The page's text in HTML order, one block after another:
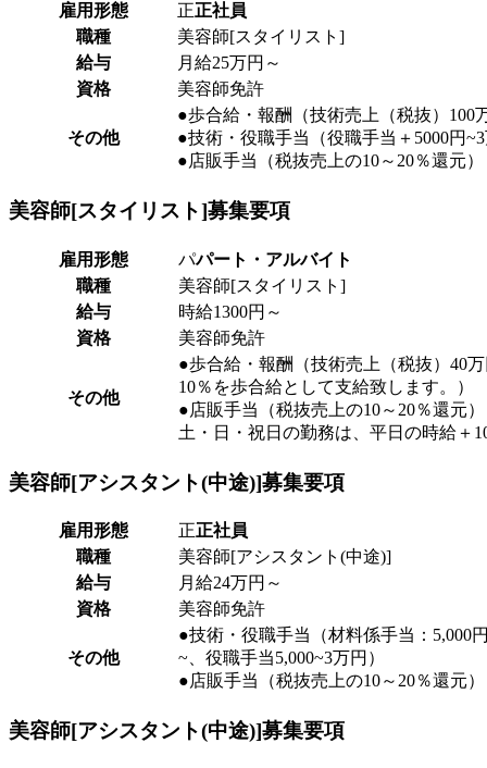
雇用形態 正正社員
職種
美容師[スタイリスト]
給与
月給25万円～
資格
美容師免許
その他
●歩合給・報酬（技術売上（税抜）100
●技術・役職手当（役職手当＋5000円
●店販手当（税抜売上の10～20％還元）
美容師[スタイリスト]募集要項
雇用形態 パパート・アルバイト
職種
美容師[スタイリスト]
給与
時給1300円～
資格
美容師免許
その他
●歩合給・報酬（技術売上（税抜）40
10％を歩合給として支給致します。）
●店販手当（税抜売上の10～20％還元）
土・日・祝日の勤務は、平日の時給＋
美容師[アシスタント(中途)]募集要項
雇用形態 正正社員
職種
美容師[アシスタント(中途)]
給与
月給24万円～
資格
美容師免許
その他
●技術・役職手当（材料係手当：5,000
~、役職手当5,000~3万円）
●店販手当（税抜売上の10～20％還元）
美容師[アシスタント(中途)]募集要項